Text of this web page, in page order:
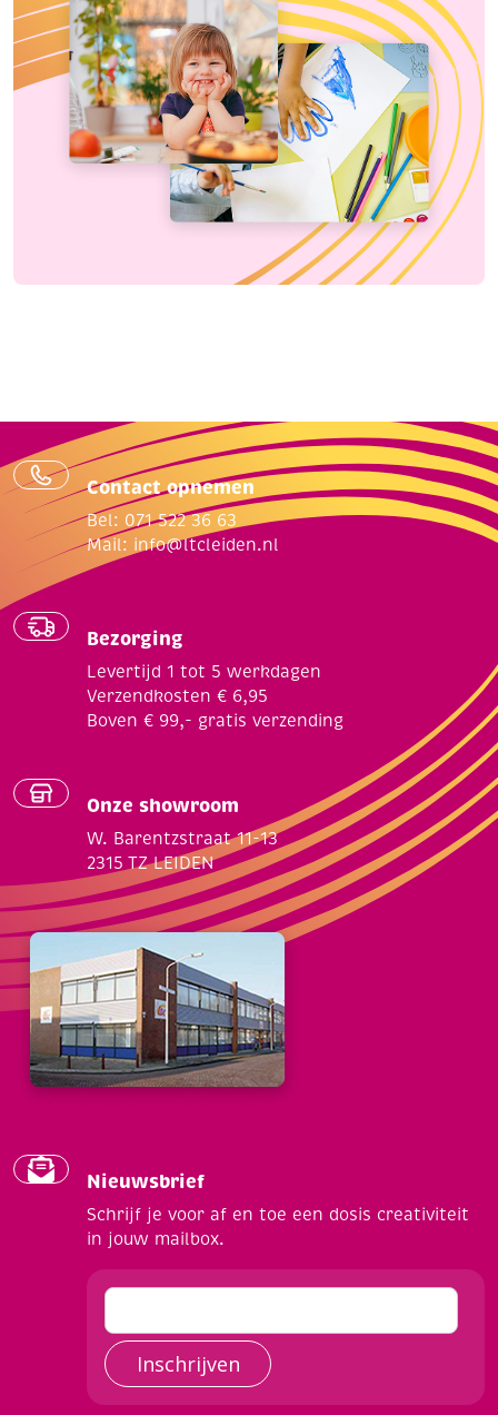
Contact opnemen
Bel: 071 522 36 63
Mail: info@ltcleiden.nl
Bezorging
Levertijd 1 tot 5 werkdagen
Verzendkosten € 6,95
Boven € 99,- gratis verzending
Onze showroom
W. Barentzstraat 11-13
2315 TZ LEIDEN
Nieuwsbrief
Schrijf je voor af en toe een dosis creativiteit
in jouw mailbox.
Inschrijven